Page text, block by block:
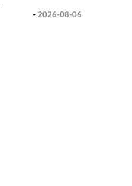
- 2026-08-06